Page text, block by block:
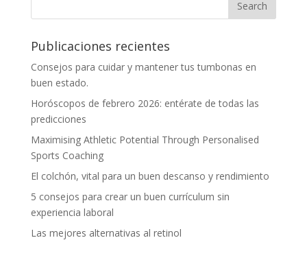
Publicaciones recientes
Consejos para cuidar y mantener tus tumbonas en
buen estado.
Horóscopos de febrero 2026: entérate de todas las
predicciones
Maximising Athletic Potential Through Personalised
Sports Coaching
El colchón, vital para un buen descanso y rendimiento
5 consejos para crear un buen currículum sin
experiencia laboral
Las mejores alternativas al retinol